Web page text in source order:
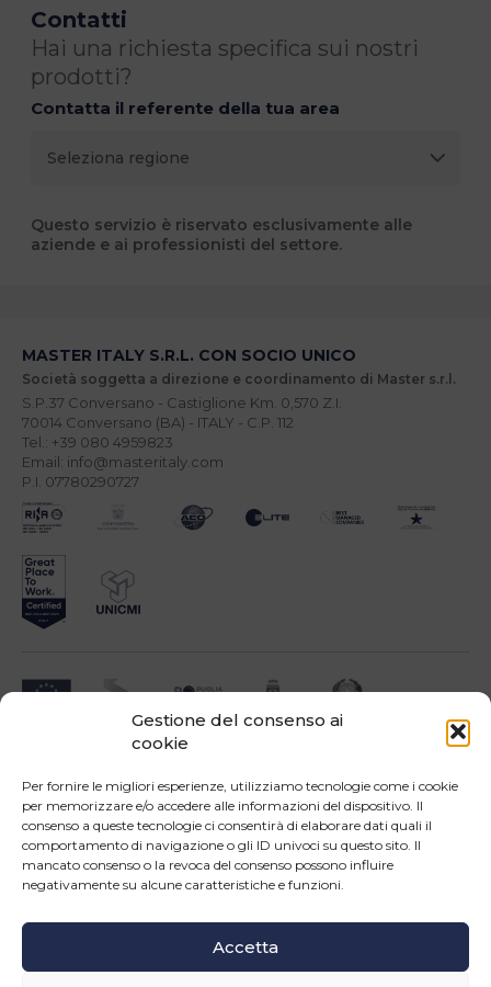
Gestione del consenso ai
cookie
Per fornire le migliori esperienze, utilizziamo tecnologie come i cookie
per memorizzare e/o accedere alle informazioni del dispositivo. Il
consenso a queste tecnologie ci consentirà di elaborare dati quali il
comportamento di navigazione o gli ID univoci su questo sito. Il
mancato consenso o la revoca del consenso possono influire
negativamente su alcune caratteristiche e funzioni.
Accetta
Contatti
Hai una richiesta specifica sui nostri
prodotti?
Contatta il referente della tua area
Questo servizio è riservato esclusivamente alle
aziende e ai professionisti del settore.
MASTER ITALY S.R.L. CON SOCIO UNICO
Società soggetta a direzione e coordinamento di Master s.r.l.
S.P.37 Conversano - Castiglione Km. 0,570 Z.I.
70014 Conversano (BA) - ITALY - C.P. 112
Tel.: +39 080 4959823
Email: info@masteritaly.com
P.I. 07780290727
Impresa beneficiari ai sensi dell'Avviso INNOPROCESS - interventi di supporto a
Seguici